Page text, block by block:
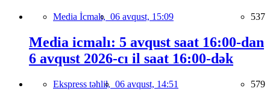
Media İcmalı, 06 avqust, 15:09 537
Media icmalı: 5 avqust saat 16:00-dan
6 avqust 2026-cı il saat 16:00-dək
Ekspress təhlil, 06 avqust, 14:51 579